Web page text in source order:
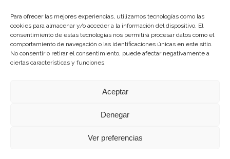
Para ofrecer las mejores experiencias, utilizamos tecnologías como las
cookies para almacenar y/o acceder a la información del dispositivo. El
consentimiento de estas tecnologías nos permitirá procesar datos como el
comportamiento de navegación o las identificaciones únicas en este sitio.
No consentir o retirar el consentimiento, puede afectar negativamente a
ciertas características y funciones.
Aceptar
Denegar
Ver preferencias
con fondos provenientes del presupuesto de gastos del Instituto Canario de
Calidad Agroalimentaria